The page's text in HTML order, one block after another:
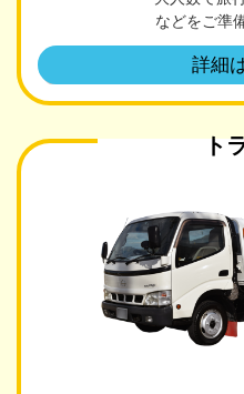
などをご準
詳細
ト